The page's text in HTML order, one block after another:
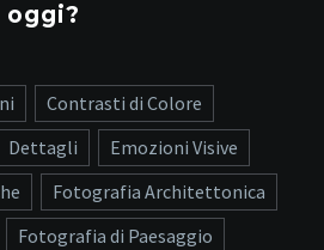
oggi?
Contrasti di Colore
Dettagli
Emozioni Visive
Fotografia Architettonica
Fotografia di Paesaggio